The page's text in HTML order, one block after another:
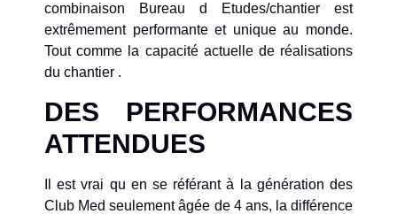
combinaison Bureau d Etudes/chantier est
extrêmement performante et unique au monde.
Tout comme la capacité actuelle de réalisations
du chantier .
DES PERFORMANCES
ATTENDUES
Il est vrai qu en se référant à la génération des
Club Med seulement âgée de 4 ans, la différence